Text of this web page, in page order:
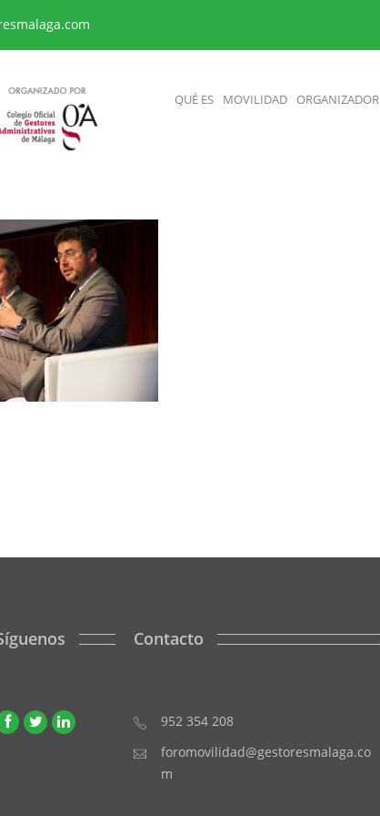
QUÉ ES MOVILIDAD ORGANIZADOR
Contacto
952 354 208
foromovilidad@gestoresmalaga.co
m